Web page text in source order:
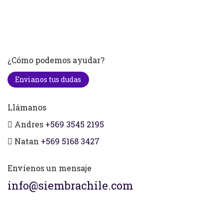
¿Cómo podemos ayudar?
Envianos tus dudas
Llámanos
Andres +569 3545 2195
Natan +569 5168 3427
Envíenos un mensaje
info@siembrachile.com